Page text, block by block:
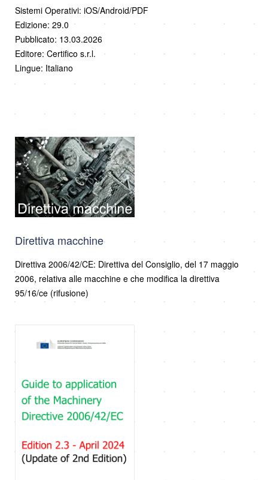
Sistemi Operativi: iOS/Android/PDF
Edizione: 29.0
Pubblicato: 13.03.2026
Editore: Certifico s.r.l.
Lingue: Italiano
Direttiva macchine
Direttiva 2006/42/CE: Direttiva del Consiglio, del 17 maggio
2006, relativa alle macchine e che modifica la direttiva
95/16/ce (rifusione)